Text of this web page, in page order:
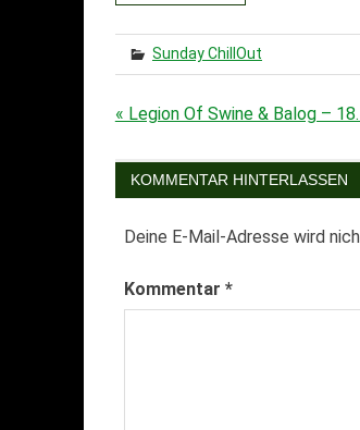
Sunday ChillOut
« Legion Of Swine & Balog –
KOMMENTAR HINTERLASSEN
Deine E-Mail-Adresse wird
Kommentar *